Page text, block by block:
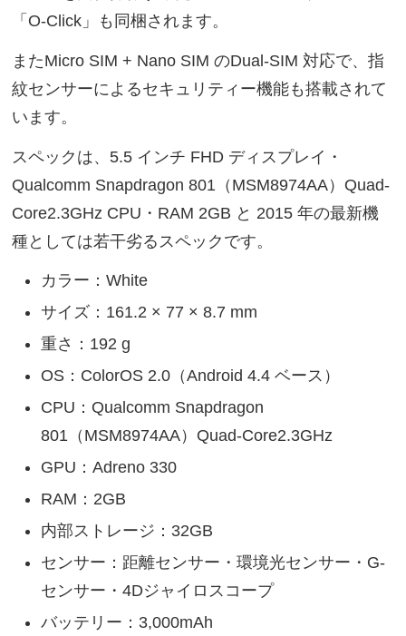
「O-Click」も同梱されます。
またMicro SIM + Nano SIM のDual-SIM 対応で、指
紋センサーによるセキュリティー機能も搭載されて
います。
スペックは、5.5 インチ FHD ディスプレイ・
Qualcomm Snapdragon 801（MSM8974AA）Quad-
Core2.3GHz CPU・RAM 2GB と 2015 年の最新機
種としては若干劣るスペックです。
カラー：White
サイズ：161.2 × 77 × 8.7 mm
重さ：192 g
OS：ColorOS 2.0（Android 4.4 ベース）
CPU：Qualcomm Snapdragon
801（MSM8974AA）Quad-Core2.3GHz
GPU：Adreno 330
RAM：2GB
内部ストレージ：32GB
センサー：距離センサー・環境光センサー・G-
センサー・4Dジャイロスコープ
バッテリー：3,000mAh